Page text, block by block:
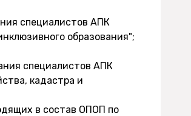
специалистов АПК
образования";
специалистов АПК
кадастра и
в состав ОПОП по